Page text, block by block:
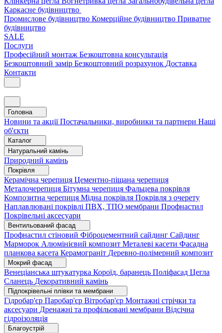
Каркасне будівництво
Промислове будівництво Комерційне будівництво Приватне
будівництво
SALE
Послуги
Професійний монтаж Безкоштовна консультація
Безкоштовний замір Безкоштовний розрахунок Доставка
Контакти
Головна
Новини та акціїПостачальники, виробники та партнери Наші
об'єкти
Каталог
Натуральний камінь
Природний камінь
Покрівля
Керамічна черепиця Цементно-піщана черепиця
Металочерепиця Бітумна черепиця Фальцева покрівля
Композитна черепиця Мідна покрівля Покрівля з очерету
Наплавлювані покрівлі ПВХ, ТПО мембрани Профнастил
Покрівельні аксесуари
Вентильований фасад
Профнастил стіновий Фіброцементний сайдинг Сайдинг
Марморок Алюмінієвий композит Металеві касети Фасадна
планкова касета Керамограніт Деревно-полімерний композит
Мокрий фасад
Венеціанська штукатурка Короїд, баранець Поліфасад Цегла
Сланець Декоративний камінь
Підпокрівельні плівки та мембрани
Гідробар'єр Паробар'єр Вітробар'єр Монтажні стрічки та
аксесуари Дренажні та профільовані мембрани Відсічна
гідроізоляція
Благоустрій